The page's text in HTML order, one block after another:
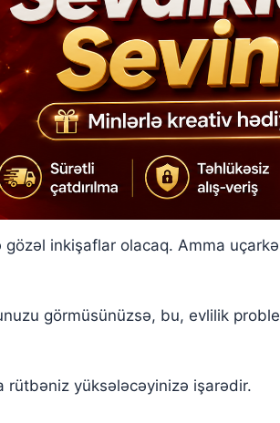
inkişaflar olacaq. Amma
görmüsünüzsə, bu, evlilik
rütbəniz yüksələcəyinizə işarədir.